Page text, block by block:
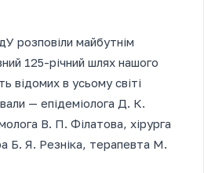
розповіли майбутнім
125-річний шлях нашого
відомих в усьому світі
— епідеміолога Д. К.
В. П. Філатова, хірурга
Б. Я. Резніка, терапевта М.